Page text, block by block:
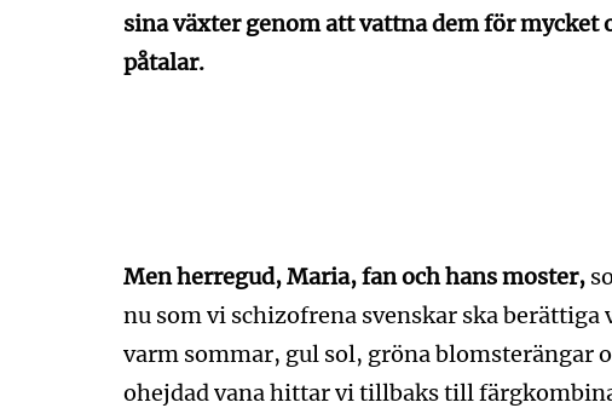
sina växter genom att vattna dem för
påtalar.
Men herregud, Maria, fan och hans moster,
nu som vi schizofrena svenskar ska
varm sommar, gul sol, gröna blomsterängar
ohejdad vana hittar vi tillbaks till